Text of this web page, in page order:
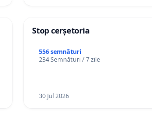
Stop cerșetoria
556 semnături
234 Semnături / 7 zile
30 Jul 2026